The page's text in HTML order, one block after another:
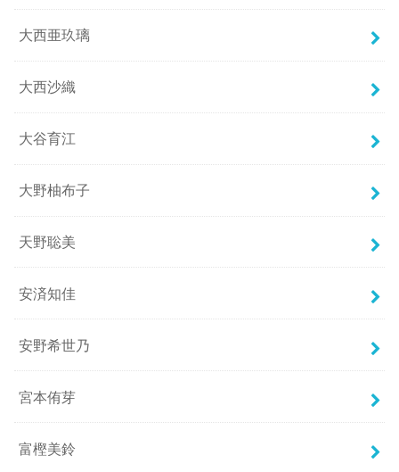
大西亜玖璃
大西沙織
大谷育江
大野柚布子
天野聡美
安済知佳
安野希世乃
宮本侑芽
富樫美鈴